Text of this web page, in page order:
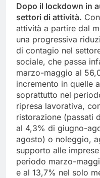
Dopo il lockdown in
settori di attività.
attività a partire dal
una progressiva
di contagio nel
sociale, che passa
marzo-maggio al
incremento in quelle
soprattutto nel
ripresa lavorativa,
ristorazione (passati
al 4,3% di giugno-
agosto) o noleggio,
supporto alle
periodo marzo-
e al 13,7% nel solo